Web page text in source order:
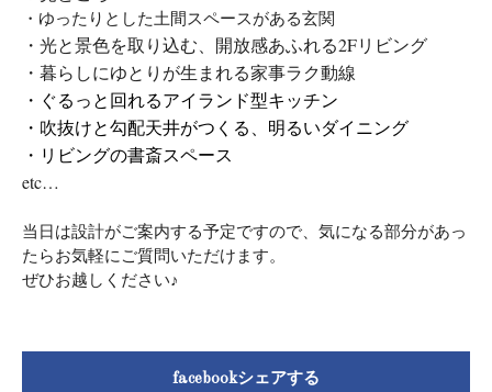
・ゆったりとした土間スペースがある玄関
・光と景色を取り込む、開放感あふれる2Fリビング
・暮らしにゆとりが生まれる家事ラク動線
・ぐるっと回れるアイランド型キッチン
・吹抜けと勾配天井がつくる、明るいダイニング
・リビングの書斎スペース
etc…
当日は設計がご案内する予定ですので、気になる部分があっ
たらお気軽にご質問いただけます。
ぜひお越しください♪
facebookシェアする